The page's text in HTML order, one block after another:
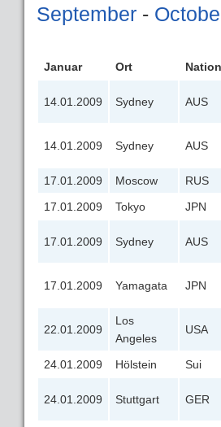
September -
Januar Ort Nation
14.01.2009 Sydney AUS
14.01.2009 Sydney AUS
17.01.2009
Moscow RUS
17.01.2009
Tokyo JPN
17.01.2009 Sydney AUS
17.01.2009 Yamagata JPN
22.01.2009
Los
Angeles
USA
24.01.2009 Hölstein Sui
24.01.2009 Stuttgart GER